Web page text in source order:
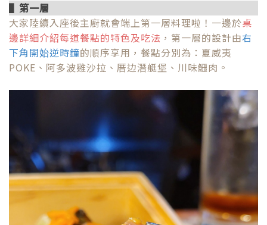
▌第一層
大家陸續入座後主廚就會端上第一層料理啦！一邊於桌
邊詳細介紹每道餐點的特色及吃法 ，第一層的設計由右
下角開始逆時鐘的順序享用，餐點分別為：夏威夷
POKE、阿多波雞沙拉、厝边潛艇堡、川味鱷肉。